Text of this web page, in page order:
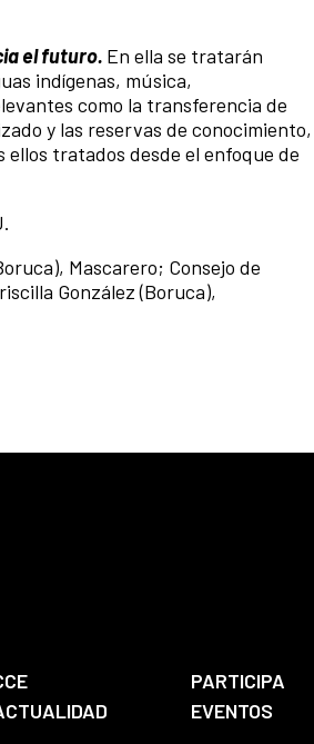
el futuro. En ella se tratarán
indígenas, música,
como la transferencia de
y las reservas de conocimiento,
tratados desde el enfoque de
Mascarero; Consejo de
González (Boruca),
PARTICIPA
EVENTOS